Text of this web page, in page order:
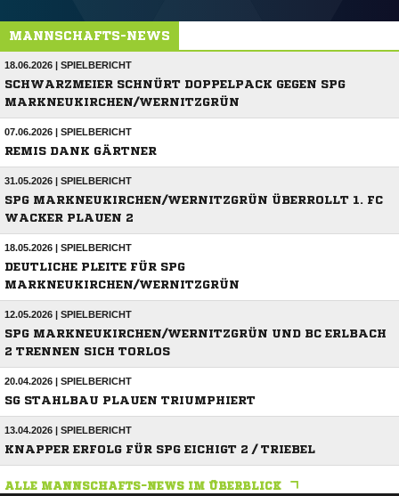
MANNSCHAFTS-NEWS
18.06.2026 | SPIELBERICHT
SCHWARZMEIER SCHNÜRT DOPPELPACK GEGEN SPG
MARKNEUKIRCHEN/WERNITZGRÜN
07.06.2026 | SPIELBERICHT
REMIS DANK GÄRTNER
31.05.2026 | SPIELBERICHT
SPG MARKNEUKIRCHEN/WERNITZGRÜN ÜBERROLLT 1. FC
WACKER PLAUEN 2
18.05.2026 | SPIELBERICHT
DEUTLICHE PLEITE FÜR SPG
MARKNEUKIRCHEN/WERNITZGRÜN
12.05.2026 | SPIELBERICHT
SPG MARKNEUKIRCHEN/WERNITZGRÜN UND BC ERLBACH
2 TRENNEN SICH TORLOS
20.04.2026 | SPIELBERICHT
SG STAHLBAU PLAUEN TRIUMPHIERT
13.04.2026 | SPIELBERICHT
KNAPPER ERFOLG FÜR SPG EICHIGT 2 / TRIEBEL
ALLE MANNSCHAFTS-NEWS IM ÜBERBLICK